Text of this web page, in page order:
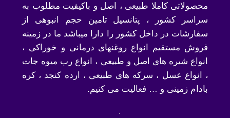
محصولاتی کاملا طبیعی ، اصل و باکیفیت مطلوب به
سراسر کشور ، پتانسیل تامین حجم انبوهی از
سفارشات در داخل کشور را دارا میباشد ما در زمینه
فروش مستقیم انواع روغنهای درمانی و خوراکی ،
انواع شیره های اصل و طبیعی ، انواع رب میوه جات
، انواع عسل ، سرکه های طبیعی ، ارده کنجد ، کره
بادام زمینی و … فعالیت می کنیم.